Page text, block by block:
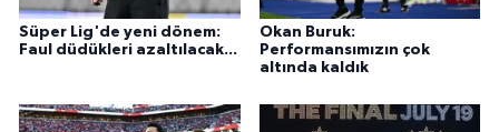
Süper Lig'de yeni dönem:
Faul düdükleri azaltılacak...
Okan Buruk:
Performansımızın çok
altında kaldık